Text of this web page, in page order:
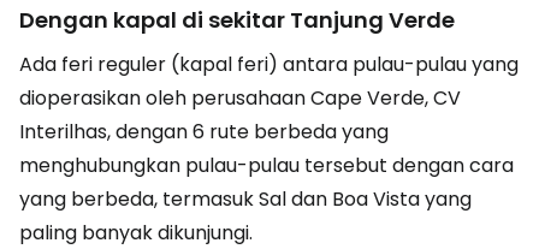
Dengan kapal di sekitar Tanjung Verde
Ada feri reguler (kapal feri) antara pulau-pulau yang
dioperasikan oleh perusahaan Cape Verde, CV
Interilhas, dengan 6 rute berbeda yang
menghubungkan pulau-pulau tersebut dengan cara
yang berbeda, termasuk Sal dan Boa Vista yang
paling banyak dikunjungi.